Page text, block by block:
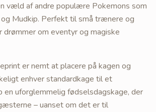
væld af andre populære Pokemons som
og Mudkip. Perfekt til små trænere og
drømmer om eventyr og magiske
er nemt at placere på kagen og
enhver standardkage til et
uforglemmelig fødselsdagskage, der
– uanset om det er til